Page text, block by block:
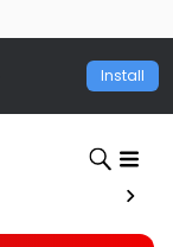
Install